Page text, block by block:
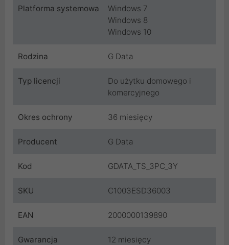
Platforma systemowa
Windows 7
Windows 8
Windows 10
Rodzina G Data
Typ licencji
Do użytku domowego i
komercyjnego
Okres ochrony 36 miesięcy
Producent G Data
Kod GDATA_TS_3PC_3Y
SKU C1003ESD36003
EAN 2000000139890
Gwarancja
12 miesięcy